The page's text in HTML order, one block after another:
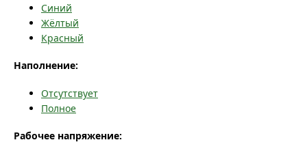
Синий
Жёлтый
Красный
Наполнение:
Отсутствует
Полное
Рабочее напряжение: